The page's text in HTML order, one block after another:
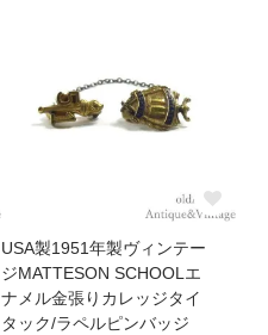
USA製1951年製ヴィンテー
ジMATTESON SCHOOLエ
ナメル金張りカレッジタイ
タック/ラペルピンバッジ